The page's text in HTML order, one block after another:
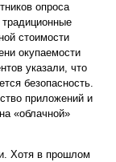
опроса
стоимости
окупаемости
указали, что
безопасность.
приложений и
«облачной»
Хотя в прошлом